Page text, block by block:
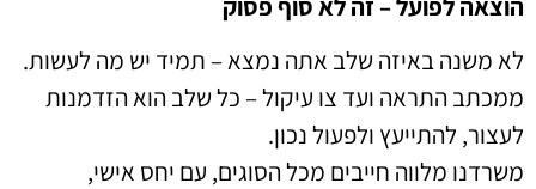
לא משנה באיזה שלב אתה נמצא – תמיד יש מה לעשות.
ממכתב התראה ועד צו עיקול – כל שלב הוא הזדמנות
לעצור, להתייעץ ולפעול נכון.
משרדנו מלווה חייבים מכל הסוגים, עם יחס אישי,